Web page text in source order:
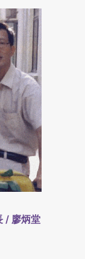
/ 廖炳堂